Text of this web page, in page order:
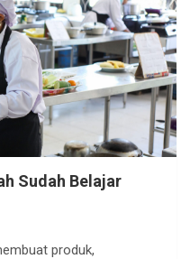
Sudah Belajar
produk,